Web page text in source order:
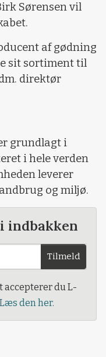
Sørensen vil
af gødning
sit sortiment til
direktør
grundlagt i
i hele verden
leverer
og miljø.
indbakken
Tilmeld
accepterer du L-
Læs den her.